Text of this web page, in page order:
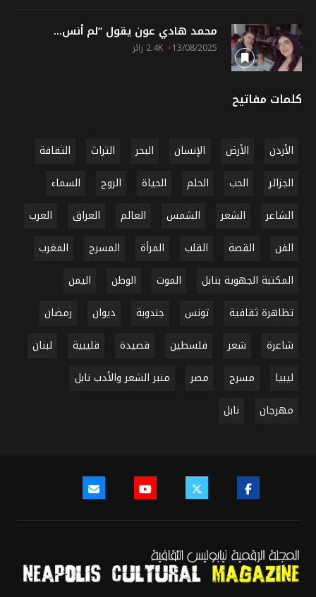
محمد هادي عون يقول “لم أنس...
13/08/2025 2.4K زائر
كلمات مفاتيح
الأردن الأرض الإنسان البحر التراث
الثقافة
الجزائر
الحب الحلم الحياة الروح
السماء
الشاعر
الشعر الشمس العالم العراق
العرب
الفن
القصة القلب المرأة المسرح
المغرب
المكتبة الجهوية بنابل
الموت الوطن
اليمن
تظاهرة ثقافية
تونس جندوبة ديوان
رمضان
شاعرة
شعر فلسطين قصيدة قليبية
لبنان
ليبيا
مسرح مصر
منبر الشعر والأدب نابل
مهرجان
نابل